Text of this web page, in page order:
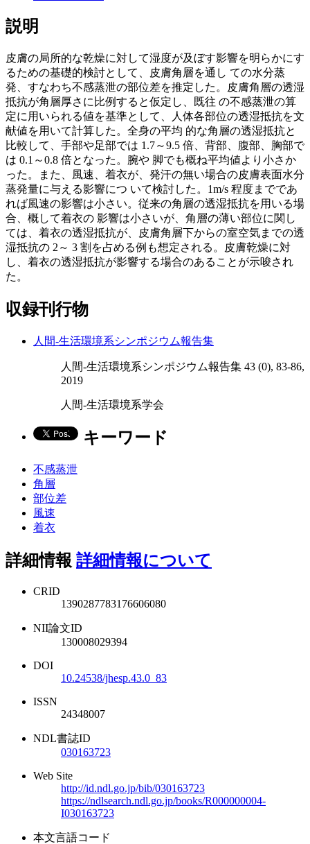
説明
皮膚の局所的な乾燥に対して湿度が及ぼす影響を明らかにす
るための基礎的検討として、皮膚角層を通し ての水分蒸
発、すなわち不感蒸泄の部位差を推定した。皮膚角層の透湿
抵抗が角層厚さに比例すると仮定し、既往 の不感蒸泄の算
定に用いられる値を基準として、人体各部位の透湿抵抗を文
献値を用いて計算した。全身の平均 的な角層の透湿抵抗と
比較して、手部や足部では 1.7～9.5 倍、背部、腹部、胸部で
は 0.1～0.8 倍となった。腕や 脚でも概ね平均値より小さか
った。また、風速、着衣が、発汗の無い場合の皮膚表面水分
蒸発量に与える影響につ いて検討した。1m/s 程度までであ
れば風速の影響は小さい。従来の角層の透湿抵抗を用いる場
合、概して着衣の 影響は小さいが、角層の薄い部位に関し
ては、着衣の透湿抵抗が、皮膚角層下からの室空気までの透
湿抵抗の 2～ 3 割を占める例も想定される。皮膚乾燥に対
し、着衣の透湿抵抗が影響する場合のあることが示唆され
た。
収録刊行物
人間‐生活環境系シンポジウム報告集
人間‐生活環境系シンポジウム報告集 43 (0), 83-86,
2019
人間‐生活環境系学会
キーワード
不感蒸泄
角層
部位差
風速
着衣
詳細情報 詳細情報について
CRID
1390287783176606080
NII論文ID
130008029394
DOI
10.24538/jhesp.43.0_83
ISSN
24348007
NDL書誌ID
030163723
Web Site
http://id.ndl.go.jp/bib/030163723
https://ndlsearch.ndl.go.jp/books/R000000004-
I030163723
本文言語コード